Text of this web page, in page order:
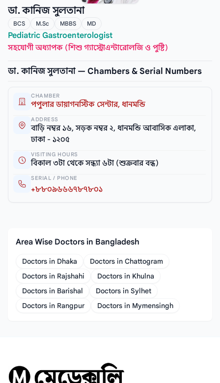
ডা. কানিজ সুলতানা
BCS M.Sc MBBS MD
Pediatric Gastroenterologist
সহযোগী অধ্যাপক (শিশু গ্যাস্ট্রোএন্টারোলজি ও পুষ্টি)
ডা. কানিজ সুলতানা — Chambers & Serial Numbers
CHAMBER
পপুলার ডায়াগনস্টিক সেন্টার, ধানমন্ডি
ADDRESS
বাড়ি নম্বর ১৬, সড়ক নম্বর ২, ধানমন্ডি আবাসিক এলাকা,
ঢাকা - ১২০৫
VISITING HOURS
বিকাল ৩টা থেকে সন্ধ্যা ৬টা (শুক্রবার বন্ধ)
SERIAL / PHONE
+৮৮০৯৬৬৬৭৮৭৮০১
Area Wise Doctors in Bangladesh
Doctors in Dhaka
Doctors in Chattogram
Doctors in Rajshahi
Doctors in Khulna
Doctors in Barishal
Doctors in Sylhet
Doctors in Rangpur
Doctors in Mymensingh